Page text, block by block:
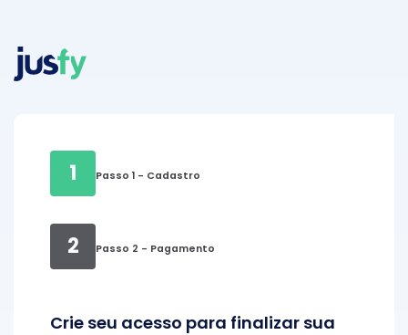
1 Passo 1 - Cadastro
2 Passo 2 - Pagamento
Crie seu acesso para finalizar sua